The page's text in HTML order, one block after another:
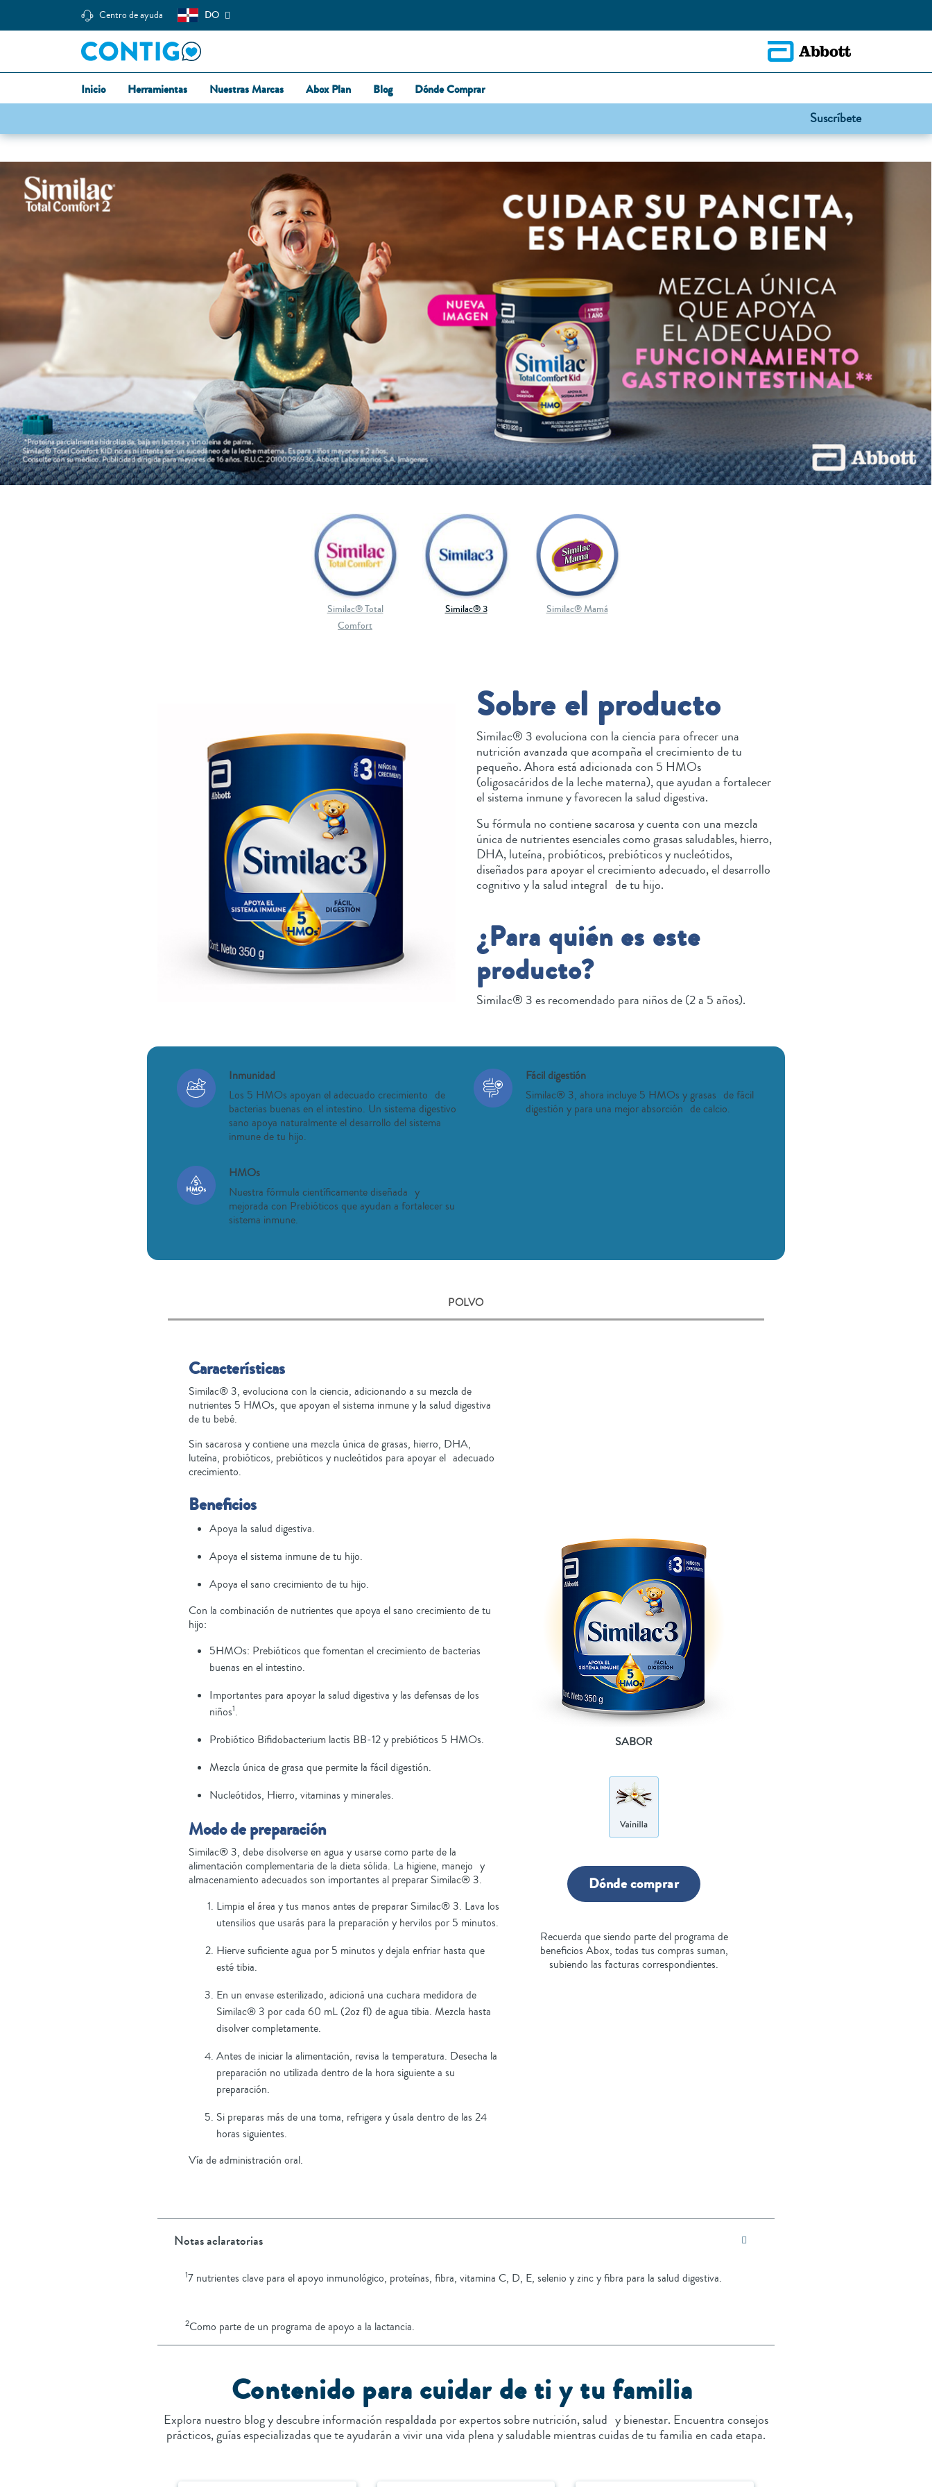
Centro de ayuda DO
Inicio Herramientas Nuestras Marcas Abox Plan Blog Dónde Comprar
Suscríbete
Similac® Total
Comfort
Similac® 3 Similac® Mamá
Sobre el producto
Similac® 3 evoluciona con la ciencia para ofrecer una
nutrición avanzada que acompaña el crecimiento de tu
pequeño. Ahora está adicionada con 5 HMOs
(oligosacáridos de la leche materna), que ayudan a fortalecer
el sistema inmune y favorecen la salud digestiva.
Su fórmula no contiene sacarosa y cuenta con una mezcla
única de nutrientes esenciales como grasas saludables, hierro,
DHA, luteína, probióticos, prebióticos y nucleótidos,
diseñados para apoyar el crecimiento adecuado, el desarrollo
cognitivo y la salud integral de tu hijo.
¿Para quién es este
producto?
Similac® 3 es recomendado para niños de (2 a 5 años).
Inmunidad
Los 5 HMOs apoyan el adecuado crecimiento de
bacterias buenas en el intestino. Un sistema digestivo
sano apoya naturalmente el desarrollo del sistema
inmune de tu hijo.
HMOs
Nuestra fórmula científicamente diseñada y
mejorada con Prebióticos que ayudan a fortalecer su
sistema inmune.
Fácil digestión
Similac® 3, ahora incluye 5 HMOs y grasas de fácil
digestión y para una mejor absorción de calcio.
POLVO
Características
Similac® 3, evoluciona con la ciencia, adicionando a su mezcla de
nutrientes 5 HMOs, que apoyan el sistema inmune y la salud digestiva
de tu bebé.
Sin sacarosa y contiene una mezcla única de grasas, hierro, DHA,
luteína, probióticos, prebióticos y nucleótidos para apoyar el adecuado
crecimiento.
Beneficios
Apoya la salud digestiva.
Apoya el sistema inmune de tu hijo.
Apoya el sano crecimiento de tu hijo.
Con la combinación de nutrientes que apoya el sano crecimiento de tu
hijo:
5HMOs: Prebióticos que fomentan el crecimiento de bacterias
buenas en el intestino.
Importantes para apoyar la salud digestiva y las defensas de los
niños1.
Probiótico Bifidobacterium lactis BB-12 y prebióticos 5 HMOs.
Mezcla única de grasa que permite la fácil digestión.
Nucleótidos, Hierro, vitaminas y minerales.
Modo de preparación
Similac® 3, debe disolverse en agua y usarse como parte de la
alimentación complementaria de la dieta sólida. La higiene, manejo y
almacenamiento adecuados son importantes al preparar Similac® 3.
Limpia el área y tus manos antes de preparar Similac® 3. Lava los
utensilios que usarás para la preparación y hervilos por 5 minutos.
Hierve sufi­ciente agua por 5 minutos y dejala enfriar hasta que
esté tibia.
En un envase esterilizado, adicioná una cuchara medidora de
Similac® 3 por cada 60 mL (2oz fl) de agua tibia. Mezcla hasta
disolver completamente.
Antes de iniciar la alimentación, revisa la temperatura. Desecha la
preparación no utilizada dentro de la hora siguiente a su
preparación.
Si preparas más de una toma, refrigera y úsala dentro de las 24
horas siguientes.
Vía de administración oral.
SABOR
Dónde comprar
Recuerda que siendo parte del programa de
beneficios Abox, todas tus compras suman,
subiendo las facturas correspondientes.
Notas aclaratorias
17 nutrientes clave para el apoyo inmunológico, proteínas, fibra, vitamina C, D, E, selenio y zinc y fibra para la salud digestiva.
2Como parte de un programa de apoyo a la lactancia.
Contenido para cuidar de ti y tu familia
Explora nuestro blog y descubre información respaldada por expertos sobre nutrición, salud y bienestar. Encuentra consejos
prácticos, guías especializadas que te ayudarán a vivir una vida plena y saludable mientras cuidas de tu familia en cada etapa.